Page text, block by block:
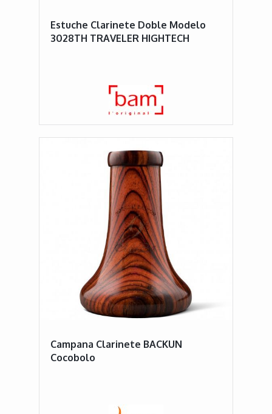
Estuche Clarinete Doble Modelo
3028TH TRAVELER HIGHTECH
Campana Clarinete BACKUN
Cocobolo